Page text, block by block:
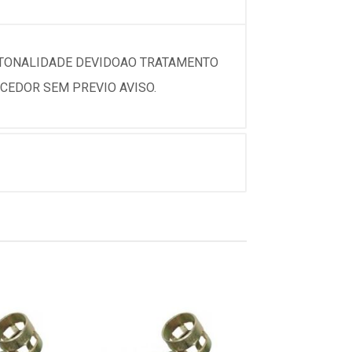
DEVIDOAO TRATAMENTO
SEM PREVIO AVISO.